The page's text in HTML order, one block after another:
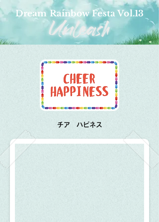
Dream Rainbow Festa Vol.13
​チア ハピネス